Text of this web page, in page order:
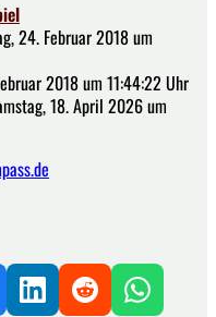
24. Februar 2018 um
2018 um 11:44:22 Uhr
18. April 2026 um